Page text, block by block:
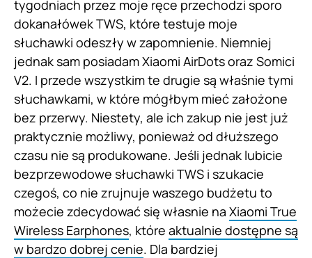
tygodniach przez moje ręce przechodzi sporo
dokanałówek TWS, które testuje moje
słuchawki odeszły w zapomnienie. Niemniej
jednak sam posiadam Xiaomi AirDots oraz Somici
V2. I przede wszystkim te drugie są właśnie tymi
słuchawkami, w które mógłbym mieć założone
bez przerwy. Niestety, ale ich zakup nie jest już
praktycznie możliwy, ponieważ od dłuższego
czasu nie są produkowane. Jeśli jednak lubicie
bezprzewodowe słuchawki TWS i szukacie
czegoś, co nie zrujnuje waszego budżetu to
możecie zdecydować się własnie na Xiaomi True
Wireless Earphones, które aktualnie dostępne są
w bardzo dobrej cenie. Dla bardziej